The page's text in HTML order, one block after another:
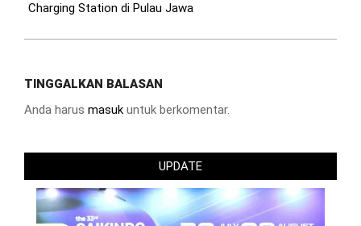
Charging Station di Pulau Jawa
TINGGALKAN BALASAN
Anda harus masuk untuk berkomentar.
UPDATE